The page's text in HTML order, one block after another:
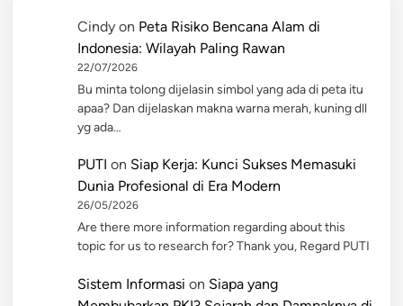
Cindy on Peta Risiko Bencana Alam di
Indonesia: Wilayah Paling Rawan
22/07/2026
Bu minta tolong dijelasin simbol yang ada di peta itu
apaa? Dan dijelaskan makna warna merah, kuning dll
yg ada…
PUTI on Siap Kerja: Kunci Sukses Memasuki
Dunia Profesional di Era Modern
26/05/2026
Are there more information regarding about this
topic for us to research for? Thank you, Regard PUTI
Sistem Informasi on Siapa yang